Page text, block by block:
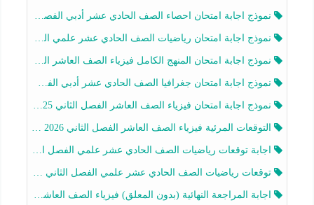
نموذج اجابة امتحان احصاء الصف الحادي عشر أدبي الفصل الثاني 2025-2026
نموذج اجابة امتحان رياضيات الصف الحادي عشر علمي الفصل الثاني 2025-2026
نموذج اجابة امتحان المنهج الكامل فيزياء الصف العاشر الفصل الثاني 2025-2026
نموذج اجابة امتحان جغرافيا الصف الحادي عشر أدبي الفصل الثاني 2025-2026
نموذج اجابة امتحان فيزياء الصف العاشر الفصل الثاني 2025-2026
التوقعات المرئية فيزياء الصف العاشر الفصل الثاني 2026 أ هيثم الليثي
اجابة توقعات رياضيات الصف الحادي عشر علمي الفصل الثاني 2025-2026 أ عمرو فايز
توقعات رياضيات الصف الحادي عشر علمي الفصل الثاني 2025-2026 أ عمرو فايز
اجابة المراجعة النهائية (بدون المعلق) فيزياء الصف العاشر الفصل الثاني أ أحمد نبيه